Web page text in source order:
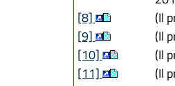
[8]
(Il
[9]
(Il
[10]
(Il
[11]
(Il